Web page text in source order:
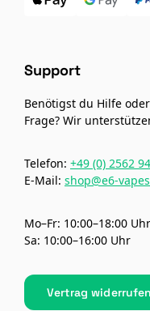
Support
Benötigst du Hilfe
Frage? Wir
Telefon: +49 (0) 2562
E-Mail: shop@e6-
Mo–Fr: 10:00–18:00 Uhr
Sa: 10:00–16:00 Uhr
Vertrag widerrufen